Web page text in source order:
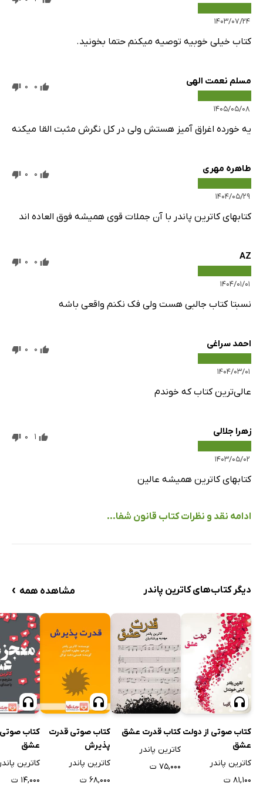
۱۴۰۳/۰۷/۲۴
کتاب خیلی خوبیه توصیه میکنم حتما بخونید.
مسلم نعمت الهی
۱۴۰۵/۰۵/۰۸
0
0
یه خورده اغراق آمیز هستش ولی در کل نگرش مثبت القا میکنه
طاهره مهری
۱۴۰۴/۰۵/۲۹
0
0
کتابهای کاترین پاندر با آن جملات قوی همیشه فوق العاده اند
AZ
۱۴۰۴/۰۱/۰۱
0
0
نسبتا کتاب جالبی هست ولی فک نکنم واقعی باشه
احمد سراغی
۱۴۰۴/۰۳/۰۱
0
0
عالی‌ترین کتاب که خوندم
زهرا جلالی
۱۴۰۳/۰۵/۰۲
1
0
کتابهای کاترین همیشه عالین
ادامه نقد و نظرات کتاب قانون شفا...
دیگر کتاب‌های کاترین پاندر مشاهده همه ›
کتاب صوتی از دولت
عشق
کاترین پاندر
۸۱,۱۰۰ ت
کتاب قدرت عشق
کاترین پاندر
۷۵,۰۰۰ ت
کتاب صوتی قدرت
پذیرش
کاترین پاندر
۶۸,۰۰۰ ت
کتاب
عشق
کاترین
۱۴,۰۰۰ ت